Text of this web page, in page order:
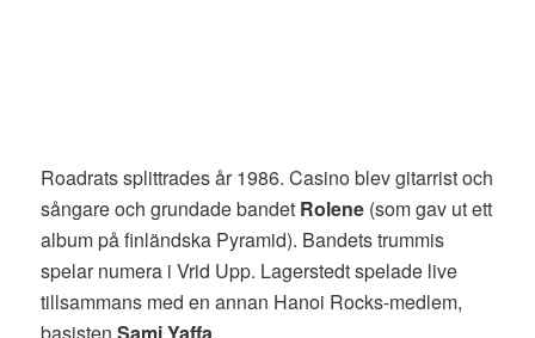
Roadrats splittrades år 1986. Casino blev gitarrist och
sångare och grundade bandet Rolene (som gav ut ett
album på finländska Pyramid). Bandets trummis
spelar numera i Vrid Upp. Lagerstedt spelade live
tillsammans med en annan Hanoi Rocks-medlem,
basistenSami Yaffa.